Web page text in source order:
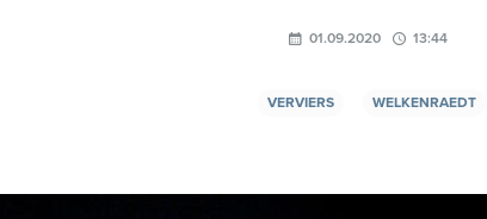
01.09.2020 13:44
VERVIERS WELKENRAEDT